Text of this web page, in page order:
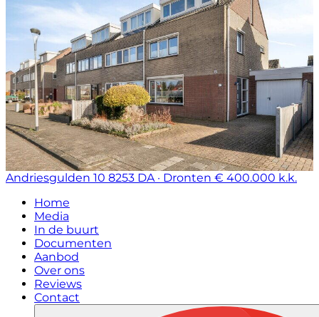
Andriesgulden 10 8253 DA · Dronten € 400.000 k.k.
Home
Media
In de buurt
Documenten
Aanbod
Over ons
Reviews
Contact